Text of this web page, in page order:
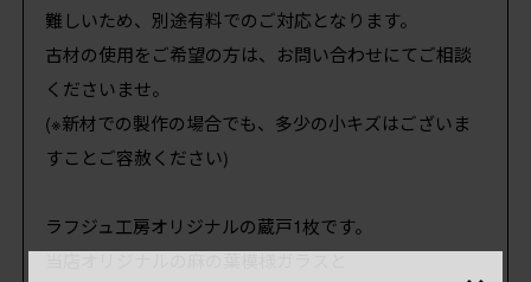
難しいため、別途有料でのご対応となります。
古材の使用をご希望の方は、お問い合わせにてご相談
くださいませ。
(※新材での製作の場合でも、多少の小キズはございま
すことご容赦ください)
ラフジュ工房オリジナルの蔵戸1枚です。